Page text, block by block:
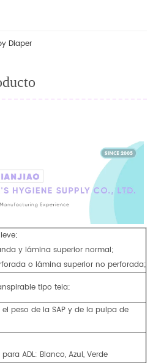
Diaper
y lámina superior normal;
o lámina superior no perforada;
tipo tela;
peso de la SAP y de la pulpa de
ADL: Blanco, Azul, Verde